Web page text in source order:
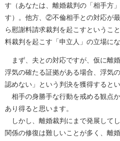
す（あなたは、離婚裁判の「相手方
す）。他方、②不倫相手との対応が
ら慰謝料請求裁判を起こすというこ
料裁判を起こす「申立人」の立場にな
まず、夫との対応ですが、仮に離
浮気の確たる証拠がある場合、浮気
認めない」という判決を獲得すると
相手の身勝手な行動を戒める観点
あり得ると思います。
しかし、離婚裁判にまで発展して
関係の修復は難しいことが多く、離